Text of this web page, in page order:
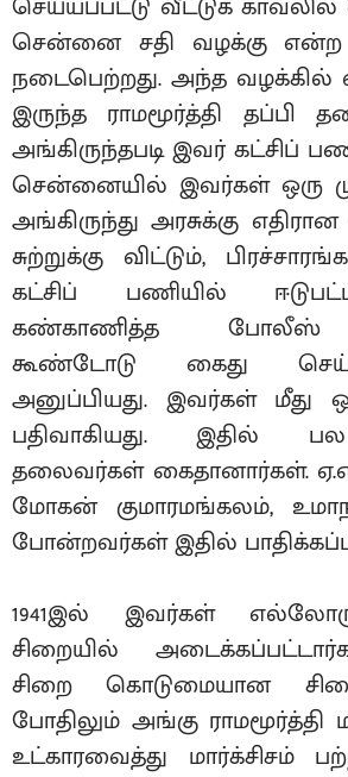
சென்னை சதி வழக்கு என்ற
நடைபெற்றது. அந்த வழக்கில்
இருந்த ராமமூர்த்தி தப்பி
அங்கிருந்தபடி இவர் கட்சிப்
சென்னையில் இவர்கள் ஒரு
அங்கிருந்து அரசுக்கு
சுற்றுக்கு விட்டும்,
கட்சிப் பணியில்
கண்காணித்த போலீஸ்
கூண்டோடு கைது
அனுப்பியது. இவர்கள் மீது
பதிவாகியது. இதில்
தலைவர்கள் கைதானார்கள்.
மோகன் குமாரமங்கலம்,
போன்றவர்கள் இதில்
1941இல் இவர்கள்
சிறையில்
சிறை கொடுமையான
போதிலும் அங்கு
உட்காரவைத்து மார்க்சிசம்